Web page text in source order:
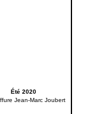
Été 2020